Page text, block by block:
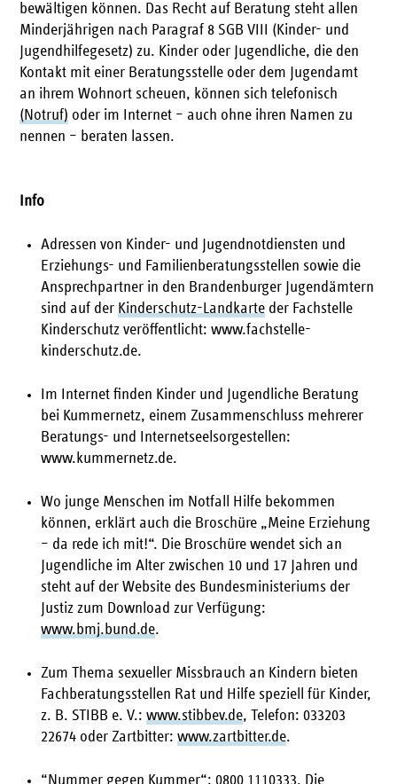
bewältigen können. Das Recht auf Beratung steht allen
Minderjährigen nach Paragraf 8 SGB VIII (Kinder- und
Jugendhilfegesetz) zu. Kinder oder Jugendliche, die den
Kontakt mit einer Beratungsstelle oder dem Jugendamt
an ihrem Wohnort scheuen, können sich telefonisch
(Notruf) oder im Internet – auch ohne ihren Namen zu
nennen – beraten lassen.
Info
Adressen von Kinder- und Jugendnotdiensten und
Erziehungs- und Familienberatungsstellen sowie die
Ansprechpartner in den Brandenburger Jugendämtern
sind auf der Kinderschutz-Landkarte der Fachstelle
Kinderschutz veröffentlicht: www.fachstelle-
kinderschutz.de.
Im Internet finden Kinder und Jugendliche Beratung
bei Kummernetz, einem Zusammenschluss mehrerer
Beratungs- und Internetseelsorgestellen:
www.kummernetz.de.
Wo junge Menschen im Notfall Hilfe bekommen
können, erklärt auch die Broschüre „Meine Erziehung
– da rede ich mit!“. Die Broschüre wendet sich an
Jugendliche im Alter zwischen 10 und 17 Jahren und
steht auf der Website des Bundesministeriums der
Justiz zum Download zur Verfügung:
www.bmj.bund.de.
Zum Thema sexueller Missbrauch an Kindern bieten
Fachberatungsstellen Rat und Hilfe speziell für Kinder,
z. B. STIBB e. V.:www.stibbev.de, Telefon: 033203
22674 oder Zartbitter:www.zartbitter.de.
“Nummer gegen Kummer“: 0800 1110333. Die